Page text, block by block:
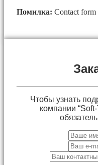
Помилка: Contact form
Чтобы узнать
компании